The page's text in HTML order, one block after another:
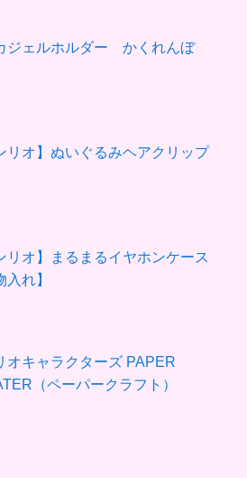
ジェルホルダー かくれんぼ
リオ】ぬいぐるみヘアクリップ
リオ】まるまるイヤホンケース
入れ】
オキャラクターズ PAPER
（ペーパークラフト）